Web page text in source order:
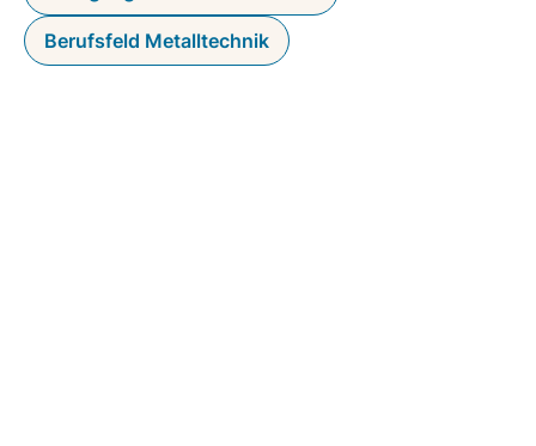
Berufsfeld Metalltechnik